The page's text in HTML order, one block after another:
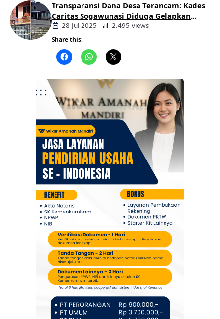
Transparansi Dana Desa Terancam: Kades
Caritas Sogawunasi Diduga Gelapkan
Bantuan untuk Warga
28 Jul 2025 2.495 views
Share this: